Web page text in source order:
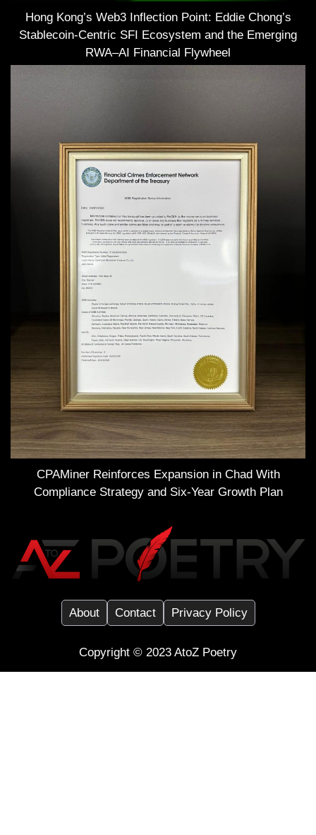
Hong Kong’s Web3 Inflection Point: Eddie Chong’s
Stablecoin-Centric SFI Ecosystem and the Emerging
RWA–AI Financial Flywheel
CPAMiner Reinforces Expansion in Chad With
Compliance Strategy and Six-Year Growth Plan
About Contact Privacy Policy
Copyright ©️ 2023 AtoZ Poetry